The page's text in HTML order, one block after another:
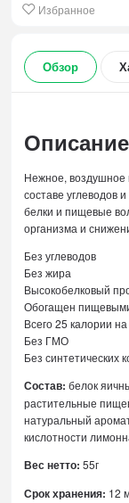
Избранное
Обзор
Описание
Нежное, воздушное
составе углеводов
белки и пищевые
организма и
Без углеводов
Без жира
Высокобелковый
Обогащен
Всего 25 калории на
Без ГМО
Без синтетических
Состав: белок
растительные
натуральный
кислотности
Вес нетто: 55г
Срок хранения: 12